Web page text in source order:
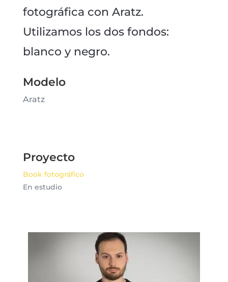
fotográfica con Aratz.
Utilizamos los dos fondos:
blanco y negro.
Modelo
Aratz
Proyecto
Book fotográfico
En estudio